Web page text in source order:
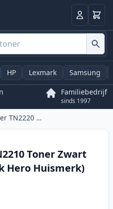
Log in
HP Lexmark Samsung
Familiebedrijf
sinds 1997
Brother TN2220 / TN2210 Toner Zwart Hoge Capaciteit (Ink Hero Huismerk)
Toner Zwart
Hero Huismerk)